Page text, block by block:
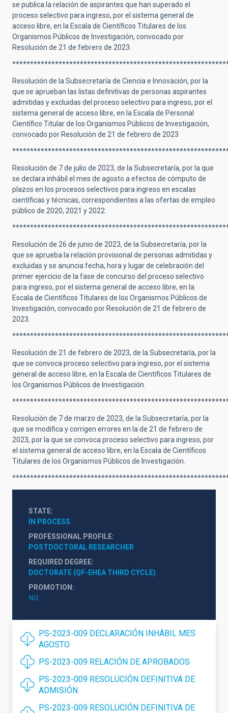
se publica la relación de aspirantes que han superado el
proceso selectivo para ingreso, por el sistema general de
acceso libre, en la Escala de Científicos Titulares de los
Organismos Públicos de Investigación, convocado por
Resolución de 21 de febrero de 2023.
Resolución de la Subsecretaría de Ciencia e Innovación, por la
que se aprueban las listas definitivas de personas aspirantes
admitidas y excluidas del proceso selectivo para ingreso, por el
sistema general de acceso libre, en la Escala de Personal
Científico Titular de los Organismos Públicos de Investigación,
convocado por Resolución de 21 de febrero de 2023
Resolución de 7 de julio de 2023, de la Subsecretaría, por la que
se declara inhábil el mes de agosto a efectos de cómputo de
plazos en los procesos selectivos para ingreso en escalas
científicas y técnicas, correspondientes a las ofertas de empleo
público de 2020, 2021 y 2022.
Resolución de 26 de junio de 2023, de la Subsecretaría, por la
que se aprueba la relación provisional de personas admitidas y
excluidas y se anuncia fecha, hora y lugar de celebración del
primer ejercicio de la fase de concurso del proceso selectivo
para ingreso, por el sistema general de acceso libre, en la
Escala de Científicos Titulares de los Organismos Públicos de
Investigación, convocado por Resolución de 21 de febrero de
2023.
Resolución de 21 de febrero de 2023, de la Subsecretaría, por la
que se convoca proceso selectivo para ingreso, por el sistema
general de acceso libre, en la Escala de Científicos Titulares de
los Organismos Públicos de Investigación.
Resolución de 7 de marzo de 2023, de la Subsecretaría, por la
que se modifica y corrigen errores en la de 21 de febrero de
2023, por la que se convoca proceso selectivo para ingreso, por
el sistema general de acceso libre, en la Escala de Científicos
Titulares de los Organismos Públicos de Investigación.
STATE
IN PROCESS
PROFESSIONAL PROFILE
POSTDOCTORAL RESEARCHER
REQUIRED DEGREE
DOCTORATE (QF-EHEA THIRD CYCLE)
PROMOTION
NO
PS-2023-009 DECLARACIÓN INHÁBIL MES
AGOSTO
PS-2023-009 RELACIÓN DE APROBADOS
PS-2023-009 RESOLUCIÓN DEFINITIVA DE
ADMISIÓN
PS-2023-009 RESOLUCIÓN DEFINITIVA DE